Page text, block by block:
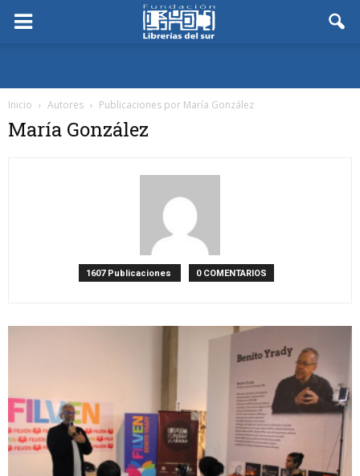
Inicio Autores Publicaciones por María González
María González
1607 Publicaciones 0 COMENTARIOS